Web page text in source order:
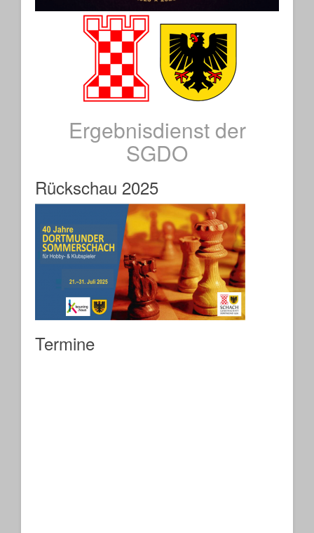
Ergebnisdienst der
SGDO
Rückschau 2025
Termine